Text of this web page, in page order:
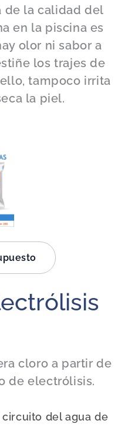
de la calidad del
en la piscina es
olor ni sabor a
los trajes de
tampoco irrita
la piel.
cloro a partir de
de electrólisis.
del agua de